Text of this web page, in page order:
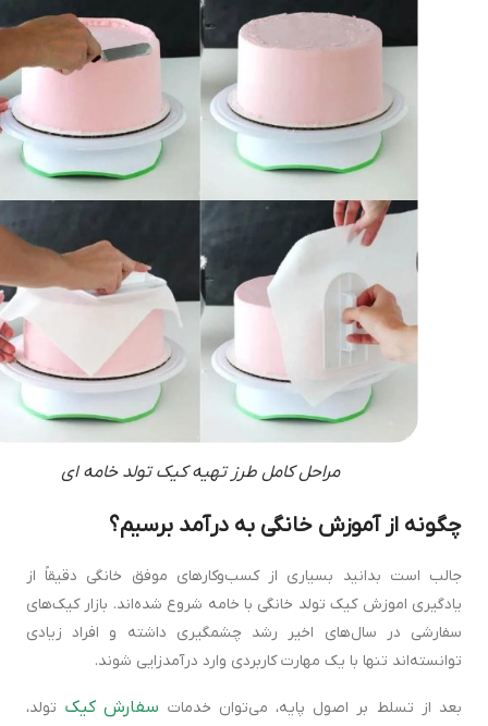
مراحل کامل طرز تهیه کیک تولد خامه ای
چگونه از آموزش خانگی به درآمد برسیم؟
جالب است بدانید بسیاری از کسب‌وکارهای موفق خانگی دقیقاً از
یادگیری اموزش کیک تولد خانگی با خامه شروع شده‌اند. بازار کیک‌های
سفارشی در سال‌های اخیر رشد چشمگیری داشته و افراد زیادی
توانسته‌اند تنها با یک مهارت کاربردی وارد درآمدزایی شوند.
بعد از تسلط بر اصول پایه، می‌توان خدماتسفارش کیکتولد،